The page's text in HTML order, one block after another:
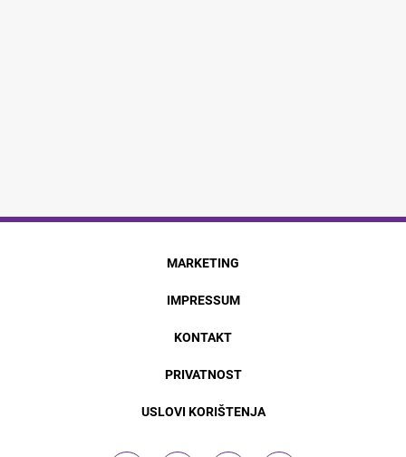
MARKETING
IMPRESSUM
KONTAKT
PRIVATNOST
USLOVI KORIŠTENJA